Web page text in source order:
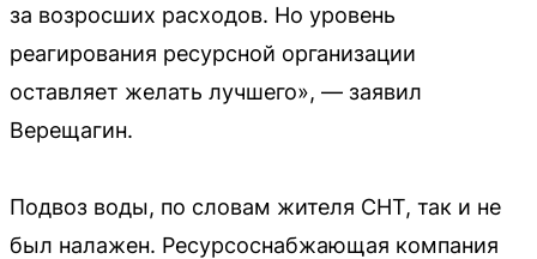
за возросших расходов. Но уровень
реагирования ресурсной организации
оставляет желать лучшего», — заявил
Верещагин.
Подвоз воды, по словам жителя СНТ, так и не
был налажен. Ресурсоснабжающая компания